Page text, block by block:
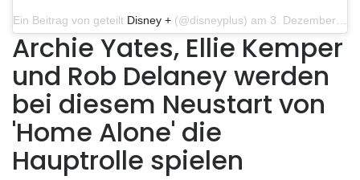
Ein Beitrag von geteilt Disney + (@disneyplus) am 3. Dezember 2019 um 10:30 Uhr PST
Archie Yates, Ellie Kemper
und Rob Delaney werden
bei diesem Neustart von
'Home Alone' die
Hauptrolle spielen